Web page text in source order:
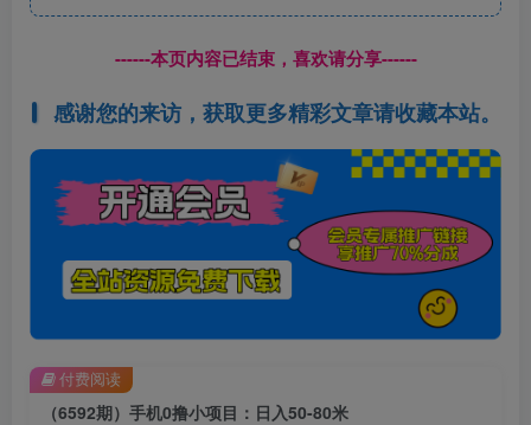
------本页内容已结束，喜欢请分享------
感谢您的来访，获取更多精彩文章请收藏本站。
（6592期）手机0撸小项目：日入50-80米
付费阅读